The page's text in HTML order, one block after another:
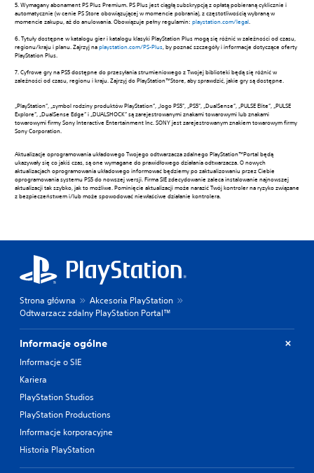
5. Wymagany abonament PS Plus Premium. PS Plus jest ciągłą subskrypcją z opłatą pobieraną cyklicznie i
automatycznie (w cenie PS Store obowiązującej w momencie pobrania), z częstotliwością wybraną w
momencie zakupu, aż do anulowania. Obowiązuje pełny regulamin: playstation.com/legal.
6. Tytuły dostępne w katalogu gier i katalogu klasyki PlayStation Plus mogą się różnić w zależności od czasu,
regionu/kraju i planu. Zajrzyj naplaystation.com/PS-Plus, by poznać szczegóły i informacje dotyczące oferty
PlayStation Plus.
7. Cyfrowe gry na PS5 dostępne do przesyłania strumieniowego z Twojej biblioteki będą się różnić w
zależności od czasu, regionu i kraju. Zajrzyj do PlayStation™Store, aby sprawdzić, jakie gry są dostępne.
„PlayStation”, „symbol rodziny produktów PlayStation”, „logo PS5”, „PS5”, „DualSense”, „PULSE Elite”, „PULSE
Explore”, „DualSense Edge” i „DUALSHOCK” są zarejestrowanymi znakami towarowymi lub znakami
towarowymi firmy Sony Interactive Entertainment Inc. SONY jest zarejestrowanym znakiem towarowym firmy
Sony Corporation.
Aktualizacje oprogramowania układowego Twojego odtwarzacza zdalnego PlayStation™Portal będą
ukazywały się co jakiś czas, są one wymagane do prawidłowego działania odtwarzacza. O nowych
aktualizacjach oprogramowania układowego informować będziemy po zaktualizowaniu przez Ciebie
oprogramowania systemu PS5 do nowszej wersji. Firma SIE zdecydowanie zaleca instalowanie najnowszej
aktualizacji tak szybko, jak to możliwe. Pominięcie aktualizacji może narazić Twój kontroler na ryzyko związane
z bezpieczeństwem i/lub może spowodować niewłaściwe działanie kontrolera.
Strona główna
Akcesoria PlayStation
Odtwarzacz zdalny PlayStation Portal™
Informacje ogólne
Informacje o SIE
Kariera
PlayStation Studios
PlayStation Productions
Informacje korporacyjne
Historia PlayStation